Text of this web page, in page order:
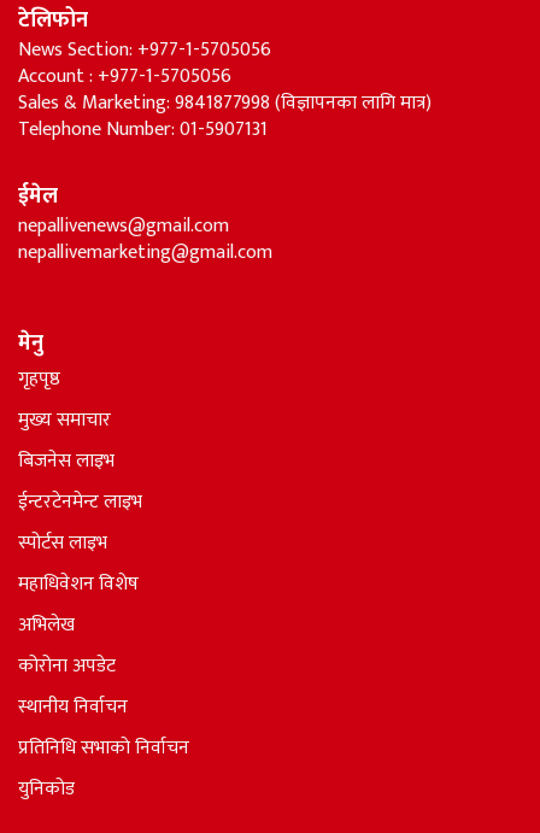
टेलिफोन
News Section: +977-1-5705056
Account : +977-1-5705056
Sales & Marketing: 9841877998 (विज्ञापनका लागि मात्र)
Telephone Number: 01-5907131
ईमेल
nepallivenews@gmail.com
nepallivemarketing@gmail.com
मेनु
गृहपृष्ठ
मुख्य समाचार
बिजनेस लाइभ
ईन्टरटेनमेन्ट लाइभ
स्पोर्टस लाइभ
महाधिवेशन विशेष
अभिलेख
कोरोना अपडेट
स्थानीय निर्वाचन
प्रतिनिधि सभाकाे निर्वाचन
युनिकोड